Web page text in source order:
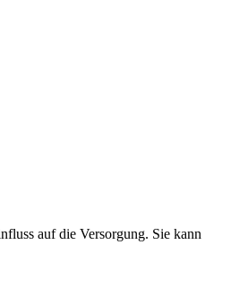
auf die Versorgung. Sie kann